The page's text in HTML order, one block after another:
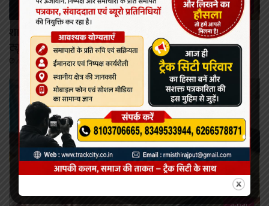
राजनांदगांव
शासकीय चिकित्सा महाविद्यालय राजनांदगांव में जटिल गर्भाशय
ट्यूमर की सफल सर्जरी
August 9, 2026